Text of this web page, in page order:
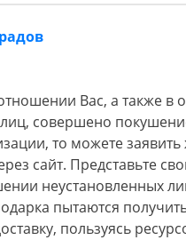
Вас​, а также в
совершено
то можете
сайт. Представьте
неустановленных
пытаются
пользуясь